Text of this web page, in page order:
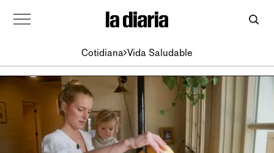
Cotidiana Vida Saludable